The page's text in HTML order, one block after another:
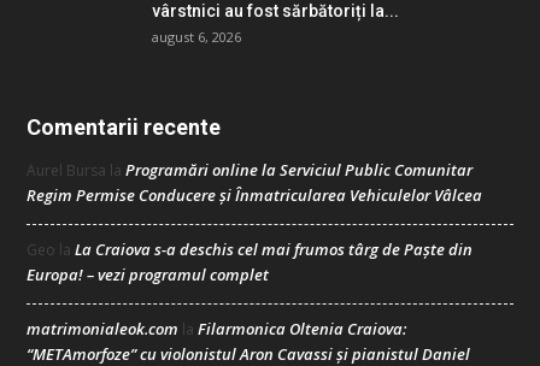
vârstnici au fost sărbătoriți la...
august 6, 2026
Comentarii recente
Aurel Bursa la Programări online la Serviciul Public Comunitar
Regim Permise Conducere şi Înmatricularea Vehiculelor Vâlcea
Geo la La Craiova s-a deschis cel mai frumos târg de Paște din
Europa! – vezi programul complet
matrimonialeok.com la Filarmonica Oltenia Craiova:
“METAmorfoze” cu violonistul Aron Cavassi și pianistul Daniel